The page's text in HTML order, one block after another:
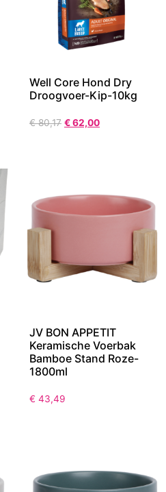
Well Core Hond Dry
Droogvoer-Kip-10kg
€80,17 €62,00
JV BON APPETIT
Keramische Voerbak
Bamboe Stand Roze-
1800ml
€ 43,49